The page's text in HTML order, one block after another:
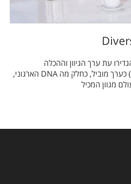
עת ערך הגיוון וההכלה
(Diversity & Inclusion) כערך מוביל, כחלק מה DNA הארגוני,
מגוון המכיל